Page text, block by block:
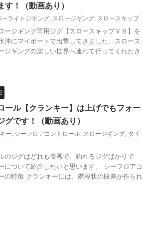
す！（動画あり）
ーライトジギング, スロージギング, スロースキップ
ージギング専用ジグ【スロースキップＶＢ】を
沖にマイボートで出撃してきました。スロース
ジギングの楽しい世界へ連れて行ってくれたき
ール【クランキー】は上げでもフォー
です！（動画あり）
ー, シーフロアコントロール, スロージギング, タイ
のジグはどれも優秀で、釣れるジグばかりで
について紹介したいと思います。 シーフロアコ
特徴 クランキーには、階段状の段差が作られ